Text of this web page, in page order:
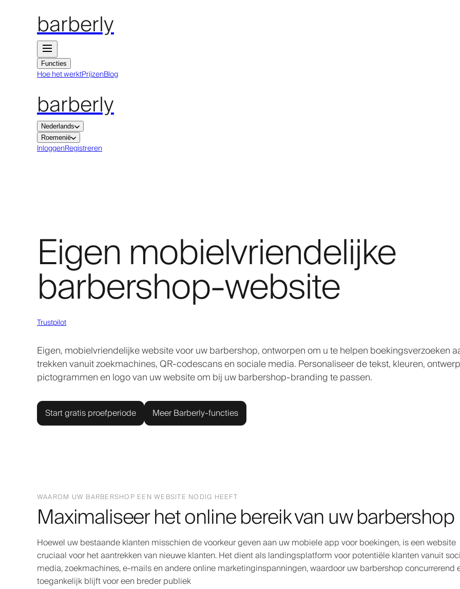
barberly
Functies
Hoe het werktPrijzenBlog
barberly
Nederlands
Roemenië
InloggenRegistreren
Eigen mobielvriendelijke
barbershop-website
Trustpilot
Eigen, mobielvriendelijke website voor uw barbershop, ontworpen om u te helpen boekingsverzoeken
trekken vanuit zoekmachines, QR-codescans en sociale media. Personaliseer de tekst, kleuren,
pictogrammen en logo van uw website om bij uw barbershop-branding te passen.
Start gratis proefperiode Meer Barberly-functies
WAAROM UW BARBERSHOP EEN WEBSITE NODIG HEEFT
Maximaliseer het online bereik van uw barbershop
Hoewel uw bestaande klanten misschien de voorkeur geven aan uw mobiele app voor boekingen, is een website
cruciaal voor het aantrekken van nieuwe klanten. Het dient als landingsplatform voor potentiële klanten vanuit
media, zoekmachines, e-mails en andere online marketinginspanningen, waardoor uw barbershop concurrerend
toegankelijk blijft voor een breder publiek